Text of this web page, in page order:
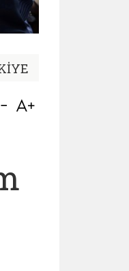
Bağlantıyı aç